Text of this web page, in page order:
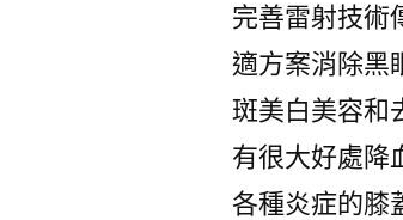
完善雷射技術
適方案消除黑
斑美白美容和
有很大好處降
各種炎症的膝